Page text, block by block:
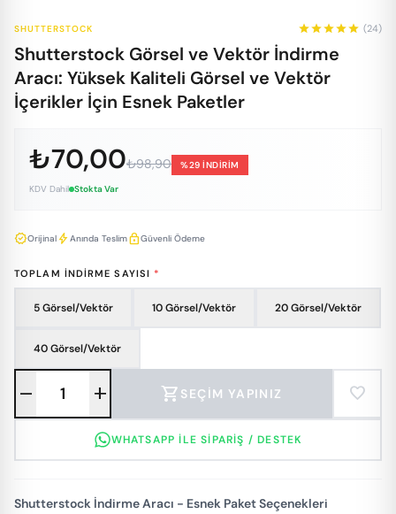
SHUTTERSTOCK starstarstarstarstar (24)
Shutterstock Görsel ve Vektör İndirme
Aracı: Yüksek Kaliteli Görsel ve Vektör
İçerikler İçin Esnek Paketler
₺70,00₺98,90 %29 İNDİRİM
KDV Dahil Stokta Var
verifiedOrijinal boltAnında TeslimlockGüvenli Ödeme
TOPLAM İNDIRME SAYISI *
5 Görsel/Vektör 10 Görsel/Vektör 20 Görsel/Vektör
40 Görsel/Vektör
remove add shopping_cart SEÇIM YAPINIZ favorite
WHATSAPP ILE SIPARIŞ / DESTEK
Shutterstock İndirme Aracı - Esnek Paket Seçenekleri